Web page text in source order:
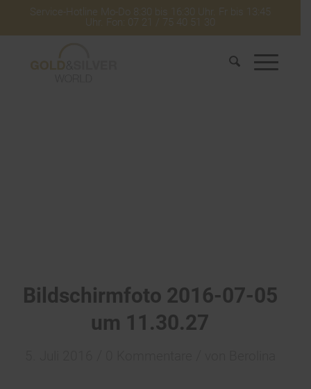
Service-Hotline Mo-Do 8:30 bis 16:30 Uhr. Fr bis 13:45
Uhr. Fon: 07 21 / 75 40 51 30
Bildschirmfoto 2016-07-05
um 11.30.27